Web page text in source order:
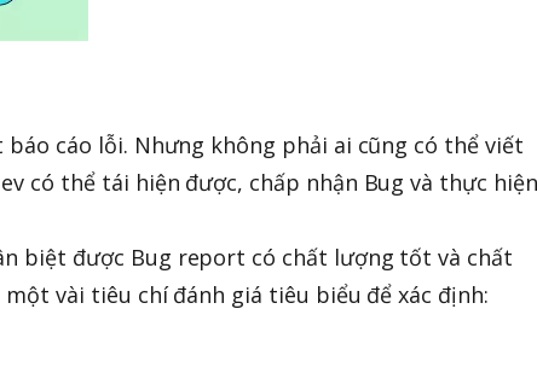
cáo lỗi. Nhưng không phải ai cũng có thể viết
có thể tái hiện được, chấp nhận Bug và thực hiện
biệt được Bug report có chất lượng tốt và chất
vài tiêu chí đánh giá tiêu biểu để xác định: